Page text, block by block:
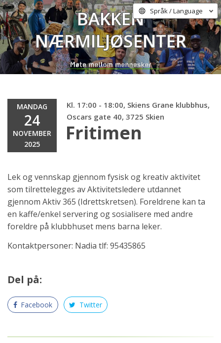
Språk / Language
Bakken
Nærmiljøsenter
MANDAG
24
NOVEMBER
2025
Kl. 17:00 - 18:00, Skiens Grane klubbhus,
Oscars gate 40, 3725 Skien
Fritimen
Lek og vennskap gjennom fysisk og kreativ aktivitet
som tilrettelegges av Aktivitetsledere utdannet
gjennom Aktiv 365 (Idrettskretsen). Foreldrene kan ta
en kaffe/enkel servering og sosialisere med andre
foreldre på klubbhuset mens barna leker.
Kontaktpersoner: Nadia tlf: 95435865
Del på:
Facebook Twitter